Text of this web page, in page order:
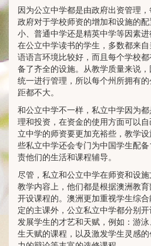
因为公立中学都是由政府出资管理
政府对于学校师资的增加和设施的
小、普通中学还是精英中学等因素进
在公立中学读书的学生，多数都来
语语言环境比较好，而且每个学校
备了齐全的设施。从教学质量来说
统一进行管理，所以每个州所拥有
距都不大。
和公立中学不一样，私立中学因为
理和投资，在资金的使用方面可以
立中学的师资要更加充裕些，教学
些私立中学还会专门为中国学生配
责他们的生活和课程辅导。
尽管，私立和公立中学在师资和设
教学内容上，他们都是根据澳洲教
开设课程的。澳洲更加重视学生综
定的主课外，公立私立中学都分别
发展学生的才艺和天赋，例如：游
生天赋的课程，以及激发学生灵感